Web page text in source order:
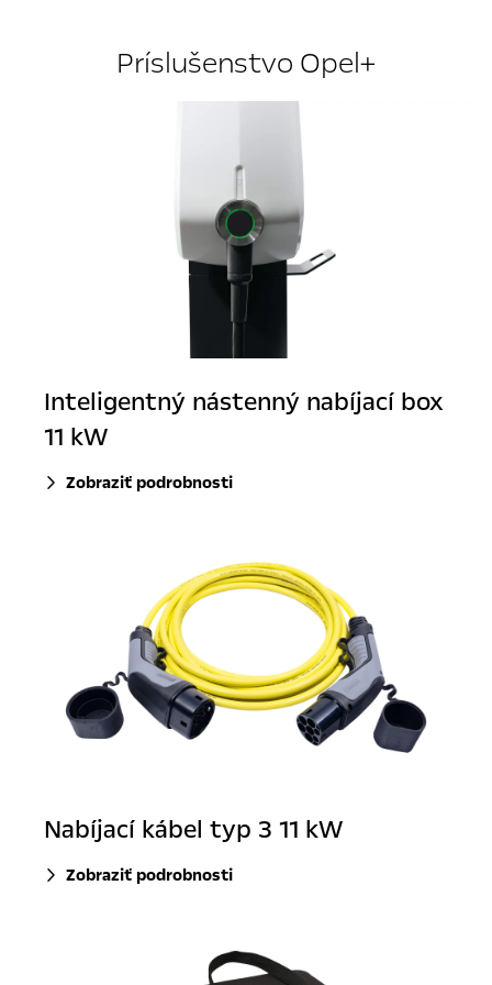
Príslušenstvo Opel+
Inteligentný nástenný nabíjací box
11 kW
Zobraziť podrobnosti
Nabíjací kábel typ 3 11 kW
Zobraziť podrobnosti